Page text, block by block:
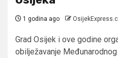
1 godina ago
Grad Osijek i ove godine
obilježavanje